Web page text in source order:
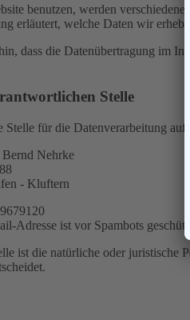
benutzen, werden
erläutert, welche Daten wir
dass die Datenübertragung im
Stelle
für die Datenverarbeitung auf
Bernd Nehrke
- Kluftern
Adresse ist vor Spambots
ist die natürliche oder juristische